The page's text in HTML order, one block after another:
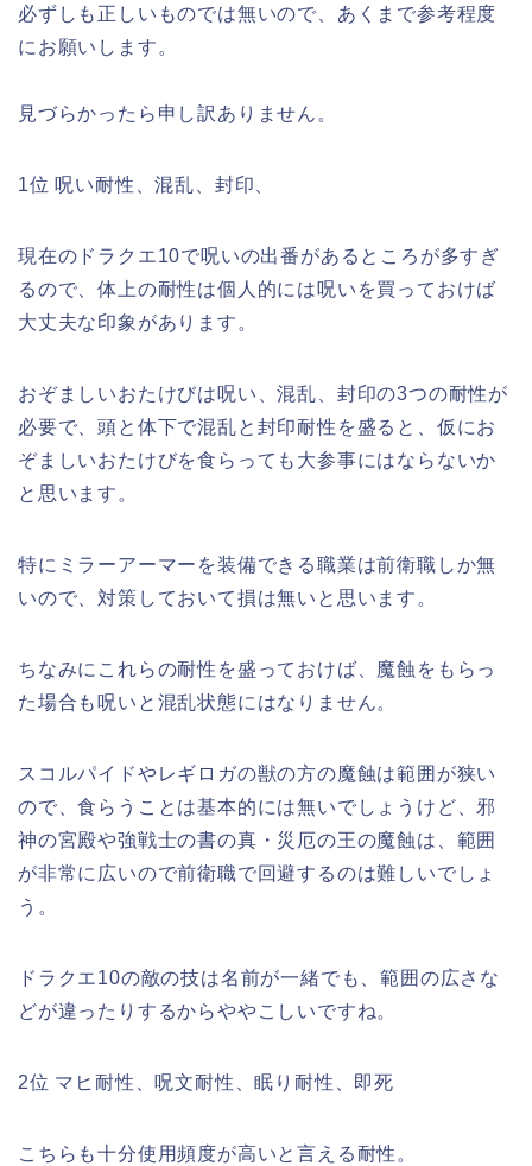
必ずしも正しいものでは無いので、あくまで参考程度
にお願いします。
見づらかったら申し訳ありません。
1位 呪い耐性、混乱、封印、
現在のドラクエ10で呪いの出番があるところが多すぎ
るので、体上の耐性は個人的には呪いを買っておけば
大丈夫な印象があります。
おぞましいおたけびは呪い、混乱、封印の3つの耐性が
必要で、頭と体下で混乱と封印耐性を盛ると、仮にお
ぞましいおたけびを食らっても大参事にはならないか
と思います。
特にミラーアーマーを装備できる職業は前衛職しか無
いので、対策しておいて損は無いと思います。
ちなみにこれらの耐性を盛っておけば、魔蝕をもらっ
た場合も呪いと混乱状態にはなりません。
スコルパイドやレギロガの獣の方の魔蝕は範囲が狭い
ので、食らうことは基本的には無いでしょうけど、邪
神の宮殿や強戦士の書の真・災厄の王の魔蝕は、範囲
が非常に広いので前衛職で回避するのは難しいでしょ
う。
ドラクエ10の敵の技は名前が一緒でも、範囲の広さな
どが違ったりするからややこしいですね。
2位 マヒ耐性、呪文耐性、眠り耐性、即死
こちらも十分使用頻度が高いと言える耐性。